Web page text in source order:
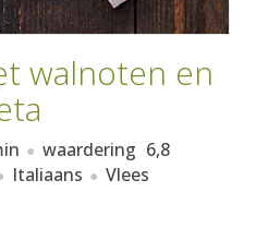
walnoten en
waardering 6,8
Italiaans Vlees